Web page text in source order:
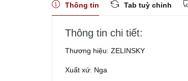
Thông tin Tab tuỳ chỉnh
Thông tin chi tiết:
Thương hiệu: ZELINSKY
Xuất xứ: Nga